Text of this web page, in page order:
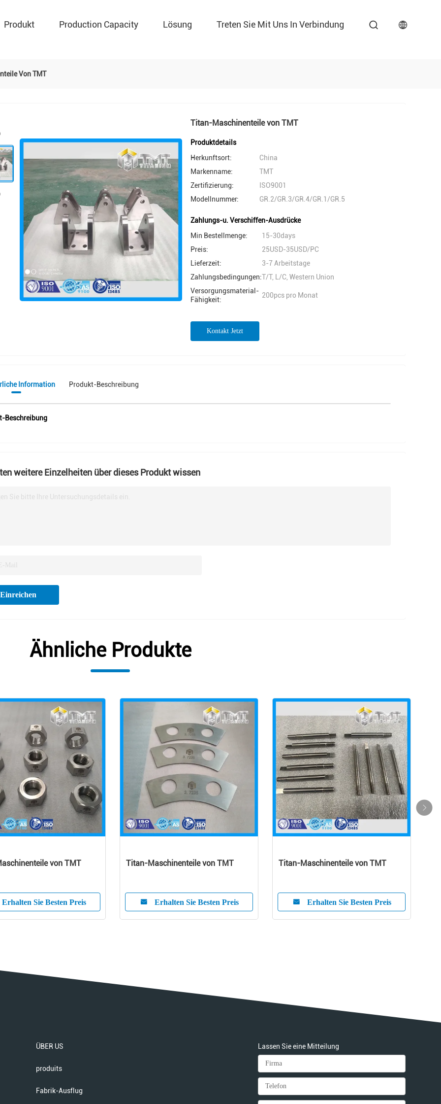
Produkt Production Capacity Lösung Treten Sie Mit Uns In Verbindung
Von TMT
Titan-Maschinenteile von TMT
Produktdetails
Herkunftsort:
China
Markenname:
TMT
Zertifizierung:
ISO9001
Modellnummer:
GR.2/GR.3/GR.4/GR.1/GR.5
Zahlungs-u. Verschiffen-Ausdrücke
Min Bestellmenge:
15-30days
Preis:
25USD-35USD/PC
Lieferzeit:
3-7 Arbeitstage
Zahlungsbedingungen:T/T, L/C, Western Union
Versorgungsmaterial-
Fähigkeit:
200pcs pro Monat
Kontakt Jetzt
Information Produkt-Beschreibung
Beschreibung
weitere Einzelheiten über dieses Produkt wissen
Sie bitte Ihre Untersuchungsdetails ein.
Einreichen
Ähnliche Produkte
von TMT
Erhalten Sie Besten Preis
Titan-Maschinenteile von TMT
Erhalten Sie Besten Preis
Titan-Maschinenteile von TMT
Erhalten Sie Besten Preis
ÜBER US
produits
Fabrik-Ausflug
Lassen Sie eine Mitteilung